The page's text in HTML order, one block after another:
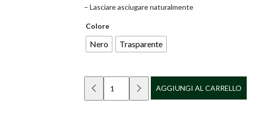
– Lasciare asciugare naturalmente
Colore
Nero Trasparente
AGGIUNGI AL CARRELLO